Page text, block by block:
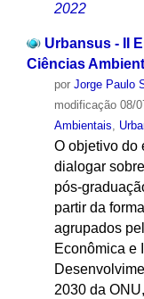
2022
Urbansus - II
Ciências
por Jorge Paulo
modificação08/
Ambientais
O objetivo do
dialogar
pós-
partir da
agrupados
Econômica e
2030 da